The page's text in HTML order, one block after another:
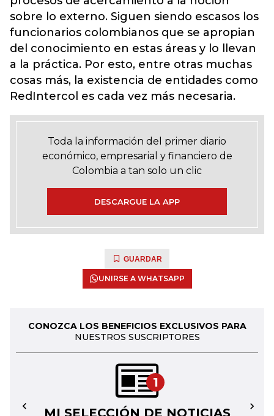
sobre lo externo. Siguen siendo escasos los
funcionarios colombianos que se apropian
del conocimiento en estas áreas y lo llevan
a la práctica. Por esto, entre otras muchas
cosas más, la existencia de entidades como
RedIntercol es cada vez más necesaria.
Toda la información del primer diario
económico, empresarial y financiero de
Colombia a tan solo un clic
DESCARGUE LA APP
GUARDAR
UNIRSE A WHATSAPP
CONOZCA LOS BENEFICIOS EXCLUSIVOS PARA
NUESTROS SUSCRIPTORES
1
MI SELECCIÓN DE NOTICIAS
← →